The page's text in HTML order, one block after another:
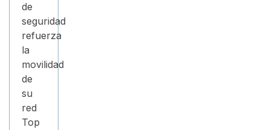
de
seguridad
refuerza
la
movilidad
de
su
red
Top